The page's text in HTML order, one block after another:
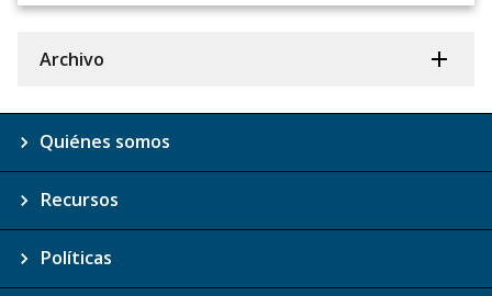
Archivo
Quiénes somos
Recursos
Políticas